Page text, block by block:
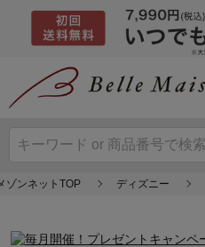
ゾンネットTOP ディズニー